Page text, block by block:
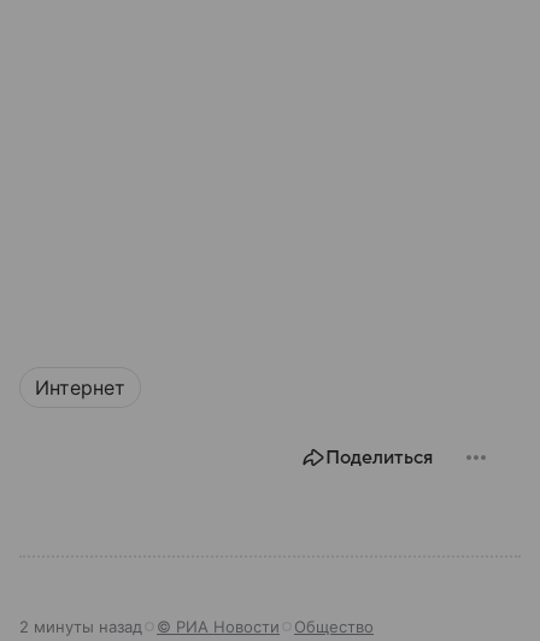
Интернет
Поделиться
2 минуты назад © РИА Новости Общество